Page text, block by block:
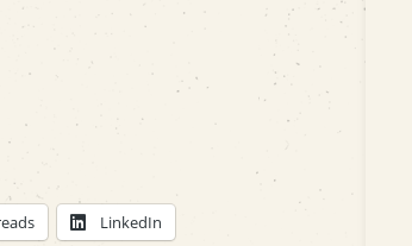
LinkedIn